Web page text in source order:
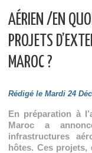
AÉRIEN /EN
PROJETS
MAROC ?
Rédigé le Mardi 24
En préparation à
Maroc a
infrastructures
hôtes. Ces projets,